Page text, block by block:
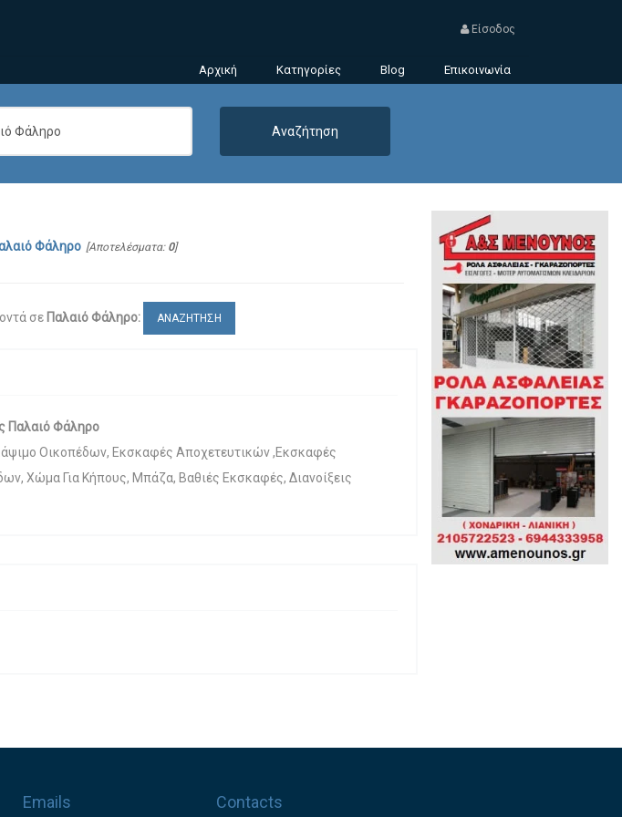
Είσοδος
Αρχική Κατηγορίες Blog Επικοινωνία
Φάληρο [Αποτελέσματα: 0]
σε Παλαιό Φάληρο: ΑΝΑΖΗΤΗΣΗ
Παλαιό Φάληρο
Οικοπέδων, Εκσκαφές Αποχετευτικών ,Εκσκαφές
Χώμα Για Κήπους, Μπάζα, Βαθιές Εκσκαφές, Διανοίξεις
Emails Contacts